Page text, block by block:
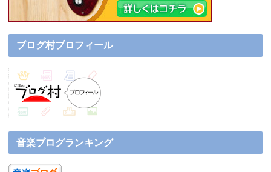
ブログ村プロフィール
音楽ブログランキング